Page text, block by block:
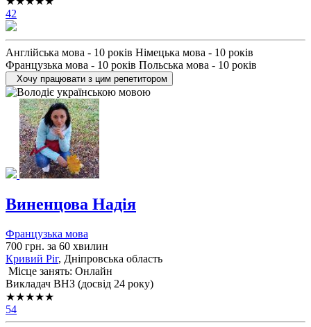
42
Англійська мова - 10 років Німецька мова - 10 років
Французька мова - 10 років Польська мова - 10 років
Хочу працювати з цим репетитором
Виненцова Надія
Французька мова
700 грн. за 60 хвилин
Кривий Ріг, Дніпровська область
Місце занять: Онлайн
Викладач ВНЗ (досвід 24 року)
★★★★★
54